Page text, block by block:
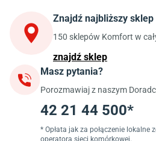
Szafki kuchenne wiszące (górne)
Szafki pod zlewozmywak
Blaty kuchenne laminowane
Jadalnia
Stoły do jadalni
Krzesła do jadalni
Dywany szare
Lampy w stylu loftowym
Znajdź najbliższy sklep
150 sklepów Komfort w
znajdź sklep
Masz pytania?
Porozmawiaj z naszym
42 21 44 500*
* Opłata jak za połączenie
operatora sieci komórkowej.